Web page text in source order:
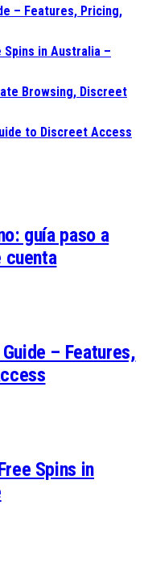
– Features, Pricing,
Spins in Australia –
Browsing, Discreet
to Discreet Access
guía paso a
cuenta
– Features,
Spins in